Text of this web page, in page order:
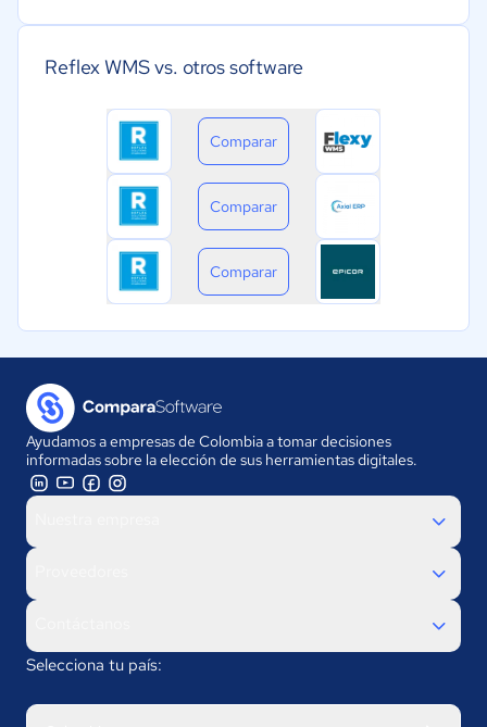
Reflex WMS vs. otros software
Comparar
Comparar
Comparar
Ayudamos a empresas de Colombia a tomar decisiones
informadas sobre la elección de sus herramientas digitales.
Selecciona tu país: